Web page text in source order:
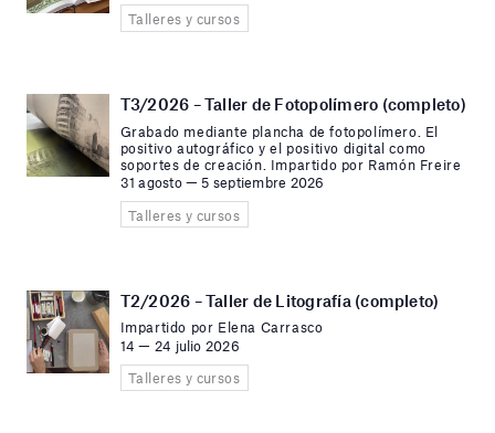
Talleres y cursos
T3/2026 – Taller de Fotopolímero (completo)
Grabado mediante plancha de fotopolímero. El
positivo autográfico y el positivo digital como
soportes de creación. Impartido por Ramón Freire
31 agosto — 5 septiembre 2026
Talleres y cursos
T2/2026 – Taller de Litografía (completo)
Impartido por Elena Carrasco
14 — 24 julio 2026
Talleres y cursos